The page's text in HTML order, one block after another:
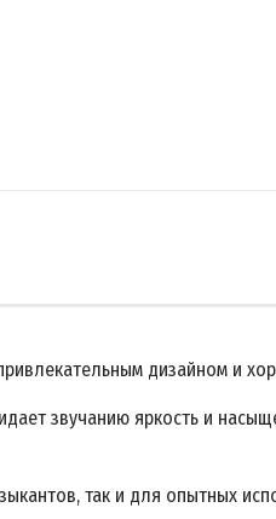
дизайном и
звучанию яркость и
так и для опытных